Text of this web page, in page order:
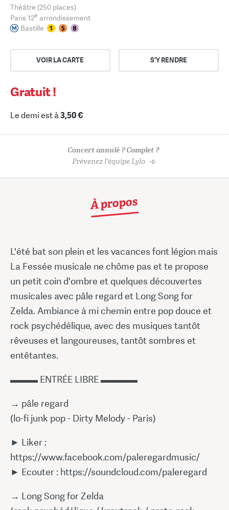
Théâtre (250 places)
Paris 12e arrondissement
Bastille
VOIR LA CARTE S'Y RENDRE
Gratuit !
Le demi est à3,50 €
Concert annulé ? Complet ?
Prévenez l'équipe Lylo
À propos
L'été bat son plein et les vacances font légion mais
La Fessée musicale ne chôme pas et te propose
un petit coin d'ombre et quelques découvertes
musicales avec pâle regard et Long Song for
Zelda. Ambiance à mi chemin entre pop douce et
rock psychédélique, avec des musiques tantôt
rêveuses et langoureuses, tantôt sombres et
entêtantes.
▬▬▬ ENTRÉE LIBRE ▬▬▬▬
→ pâle regard
(lo-fi junk pop - Dirty Melody - Paris)
► Liker :
https://www.facebook.com/paleregardmusic/
► Ecouter : https://soundcloud.com/paleregard
→ Long Song for Zelda